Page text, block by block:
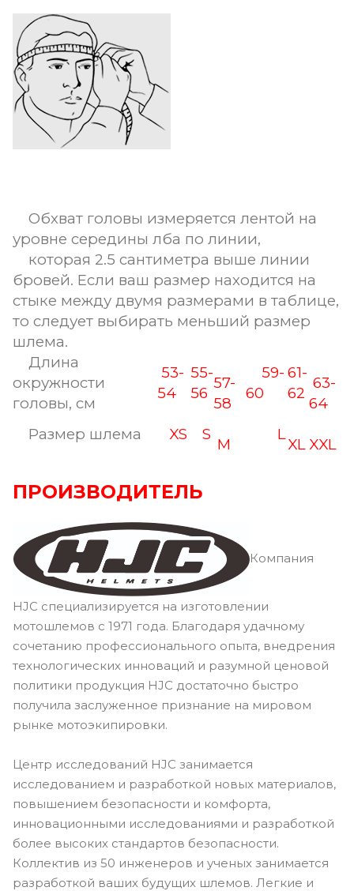
Обхват головы измеряется лентой на
уровне середины лба по линии,
которая 2.5 сантиметра выше линии
бровей. Если ваш размер находится на
стыке между двумя размерами в таблице,
то следует выбирать меньший размер
шлема.
Длина
окружности
головы, см
53-
54
55-
56
57-
58
59-
60
61-
62
63-
64
Размер шлема
XS S
M
L
XL XXL
ПРОИЗВОДИТЕЛЬ
Компания
HJC специализируется на изготовлении
мотошлемов с 1971 года. Благодаря удачному
сочетанию профессионального опыта, внедрения
технологических инноваций и разумной ценовой
политики продукция HJC достаточно быстро
получила заслуженное признание на мировом
рынке мотоэкипировки.
Центр исследований HJC занимается
исследованием и разработкой новых материалов,
повышением безопасности и комфорта,
инновационными исследованиями и разработкой
более высоких стандартов безопасности.
Коллектив из 50 инженеров и ученых занимается
разработкой ваших будущих шлемов. Легкие и